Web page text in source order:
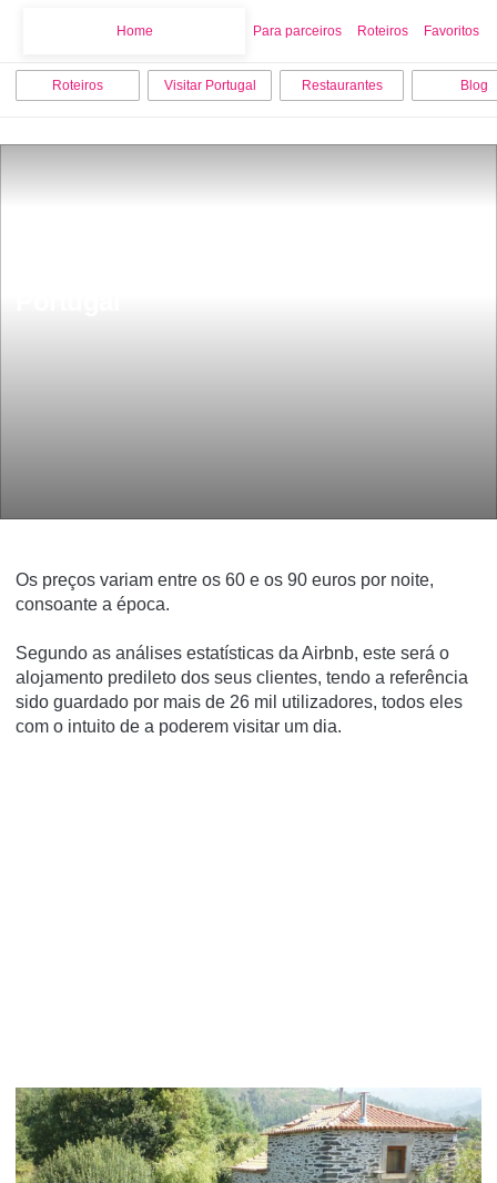
Home Para parceiros Roteiros Favoritos
Roteiros Visitar Portugal Restaurantes Blog
Os preços variam entre os 60 e os 90 euros por noite,
consoante a época.
Segundo as análises estatísticas da Airbnb, este será o
alojamento predileto dos seus clientes, tendo a referência
sido guardado por mais de 26 mil utilizadores, todos eles
com o intuito de a poderem visitar um dia.